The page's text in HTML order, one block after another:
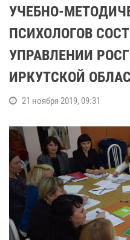
УЧЕБНО-
ПСИХОЛОГОВ
УПРАВЛЕНИИ
ИРКУТСКОЙ
21 ноября 2019, 09:31